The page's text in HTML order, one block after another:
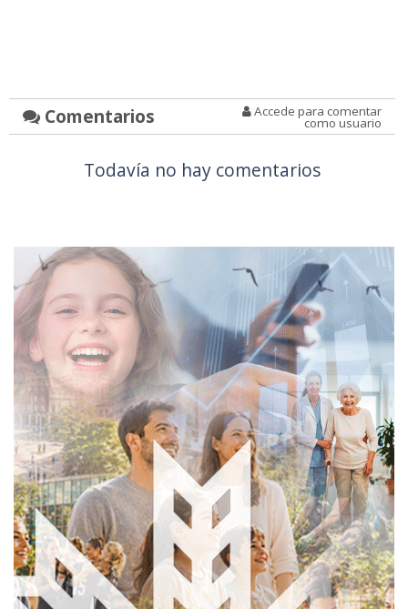
Comentarios Accede para comentar
como usuario
Todavía no hay comentarios